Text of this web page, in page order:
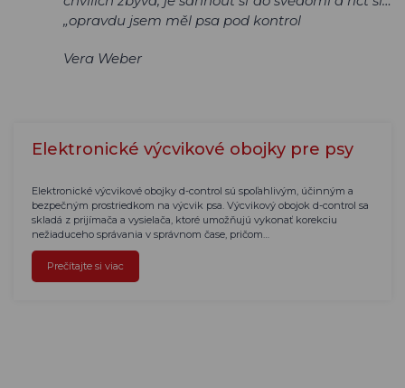
„opravdu jsem měl psa pod kontrol
Vera Weber
Elektronické výcvikové obojky pre psy
Elektronické výcvikové obojky d-control sú spoľahlivým, účinným a
bezpečným prostriedkom na výcvik psa. Výcvikový obojok d-control sa
skladá z prijímača a vysielača, ktoré umožňujú vykonať korekciu
nežiaduceho správania v správnom čase, pričom…
Prečítajte si viac